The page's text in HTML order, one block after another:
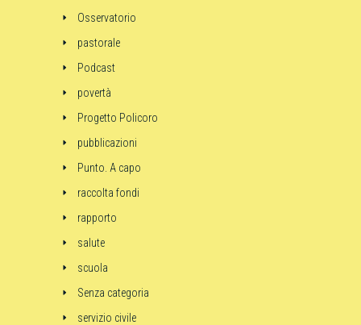
Osservatorio
pastorale
Podcast
povertà
Progetto Policoro
pubblicazioni
Punto. A capo
raccolta fondi
rapporto
salute
scuola
Senza categoria
servizio civile